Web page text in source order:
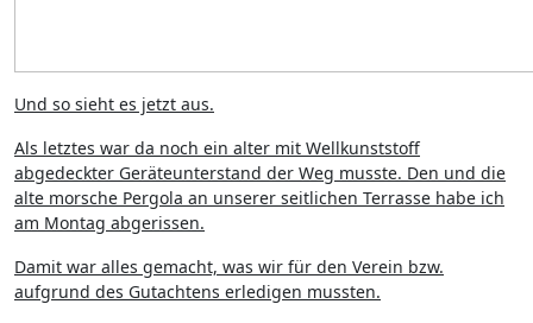
Und so sieht es jetzt aus.
Als letztes war da noch ein alter mit Wellkunststoff
abgedeckter Geräteunterstand der Weg musste. Den und die
alte morsche Pergola an unserer seitlichen Terrasse habe ich
am Montag abgerissen.
Damit war alles gemacht, was wir für den Verein bzw.
aufgrund des Gutachtens erledigen mussten.